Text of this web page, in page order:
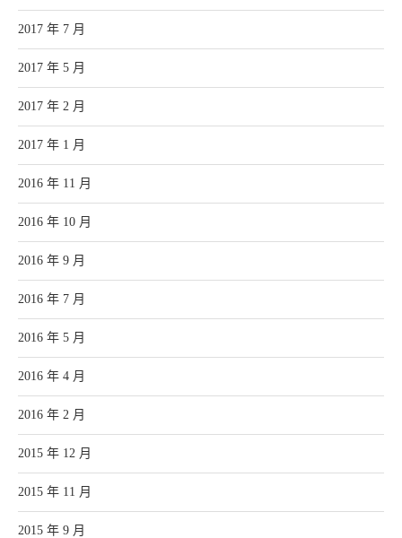
2017 年 7 月
2017 年 5 月
2017 年 2 月
2017 年 1 月
2016 年 11 月
2016 年 10 月
2016 年 9 月
2016 年 7 月
2016 年 5 月
2016 年 4 月
2016 年 2 月
2015 年 12 月
2015 年 11 月
2015 年 9 月